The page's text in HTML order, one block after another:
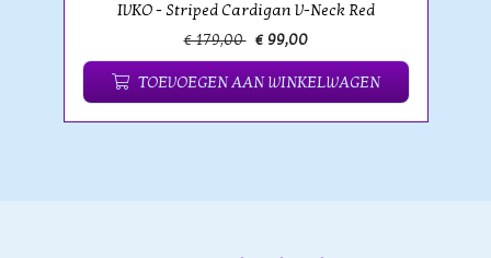
IVKO - Striped Cardigan V-Neck Red
€ 179,00 € 99,00
TOEVOEGEN AAN WINKELWAGEN